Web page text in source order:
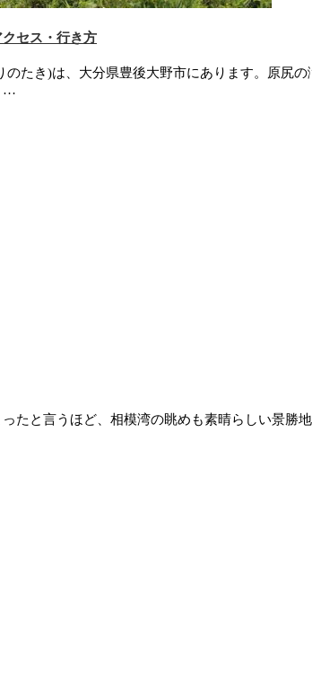
セス・行き方
たき)は、大分県豊後大野市にあります。原尻
…
たと言うほど、相模湾の眺めも素晴らしい景勝